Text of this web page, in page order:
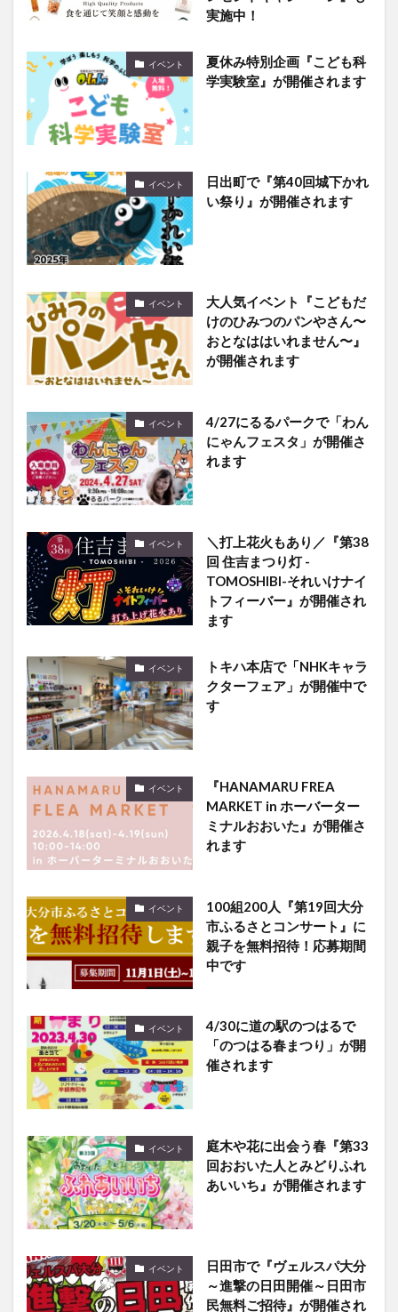
実施中！
イベント
夏休み特別企画『こども科
学実験室』が開催されます
イベント
日出町で『第40回城下かれ
い祭り』が開催されます
イベント
大人気イベント『こどもだ
けのひみつのパンやさん〜
おとなははいれません〜』
が開催されます
イベント
4/27にるるパークで「わん
にゃんフェスタ」が開催さ
れます
イベント
＼打上花火もあり／『第38
回 住吉まつり灯 -
TOMOSHIBI-それいけナイ
トフィーバー』が開催され
ます
イベント
トキハ本店で「NHKキャラ
クターフェア」が開催中で
す
イベント
『HANAMARU FREA
MARKET in ホーバーター
ミナルおおいた』が開催さ
れます
イベント
100組200人『第19回大分
市ふるさとコンサート』に
親子を無料招待！応募期間
中です
イベント
4/30に道の駅のつはるで
「のつはる春まつり」が開
催されます
イベント
庭木や花に出会う春『第33
回おおいた人とみどりふれ
あいいち』が開催されます
イベント
日田市で『ヴェルスパ大分
～進撃の日田開催～日田市
民無料ご招待』が開催され